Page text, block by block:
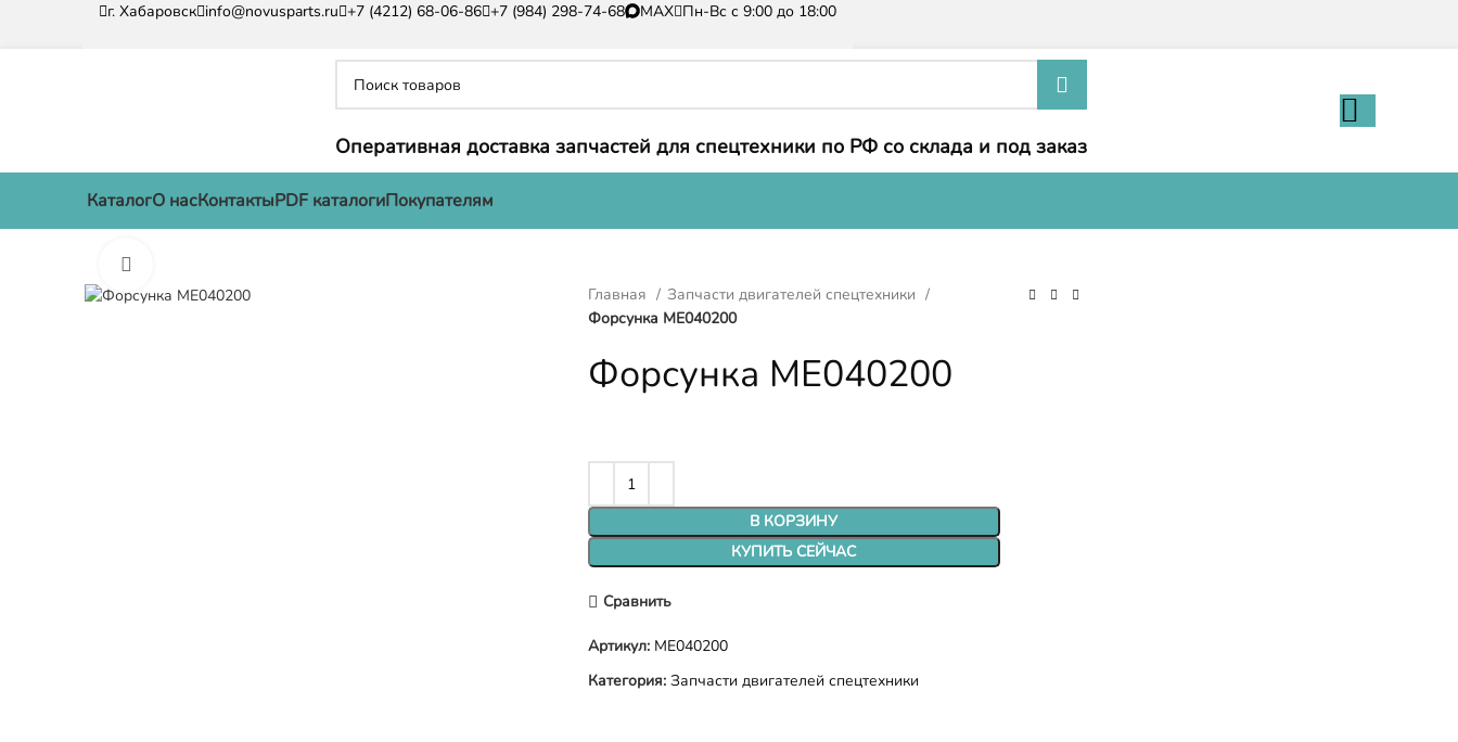
г. Хабаровск info@novusparts.ru +7 (4212) 68-06-86 +7 (984) 298-74-68 MAX Пн-Вс с 9:00 до 18:00
Оперативная доставка запчастей для спецтехники по РФ со склада и под заказ
КаталогО насКонтактыPDF каталогиПокупателям
Главная
Запчасти двигателей спецтехники
Форсунка ME040200
Форсунка ME040200
В КОРЗИНУ
КУПИТЬ СЕЙЧАС
Сравнить
Артикул: ME040200
Категория: Запчасти двигателей спецтехники